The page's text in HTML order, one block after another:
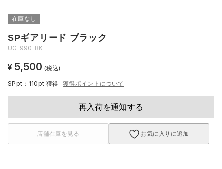
在庫なし
SPギアリード ブラック
UG-990-BK
¥ 5,500 (税込)
SPpt：110pt 獲得 獲得ポイントについて
再入荷を通知する
店舗在庫を見る お気に入りに追加